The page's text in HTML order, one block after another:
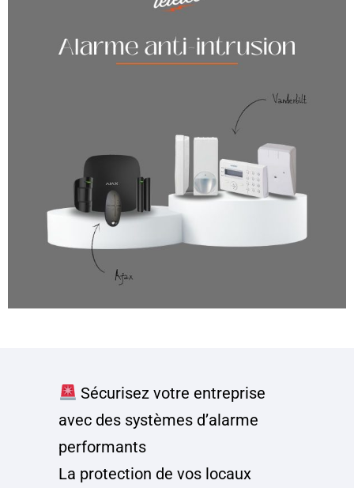
Sécurisez votre entreprise
avec des systèmes d’alarme
performants
La protection de vos locaux